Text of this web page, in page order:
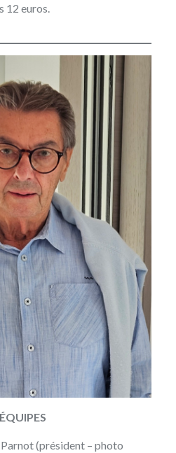
12 euros.
(président – photo